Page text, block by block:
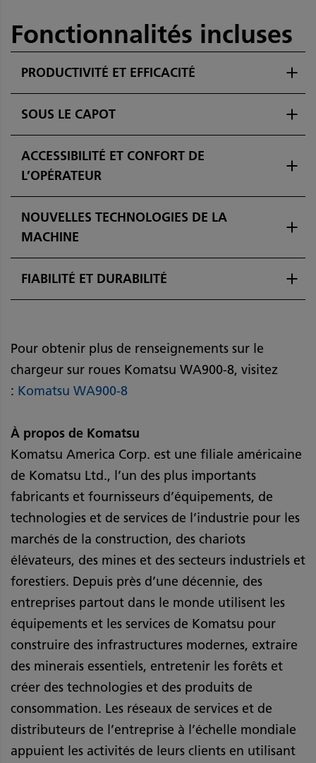
Fonctionnalités incluses
PRODUCTIVITÉ ET EFFICACITÉ
SOUS LE CAPOT
ACCESSIBILITÉ ET CONFORT DE
L’OPÉRATEUR
NOUVELLES TECHNOLOGIES DE LA
MACHINE
FIABILITÉ ET DURABILITÉ
Pour obtenir plus de renseignements sur le
chargeur sur roues Komatsu WA900-8, visitez
: Komatsu WA900-8
À propos de Komatsu
Komatsu America Corp. est une filiale américaine
de Komatsu Ltd., l’un des plus importants
fabricants et fournisseurs d’équipements, de
technologies et de services de l’industrie pour les
marchés de la construction, des chariots
élévateurs, des mines et des secteurs industriels et
forestiers. Depuis près d’une décennie, des
entreprises partout dans le monde utilisent les
équipements et les services de Komatsu pour
construire des infrastructures modernes, extraire
des minerais essentiels, entretenir les forêts et
créer des technologies et des produits de
consommation. Les réseaux de services et de
distributeurs de l’entreprise à l’échelle mondiale
appuient les activités de leurs clients en utilisant